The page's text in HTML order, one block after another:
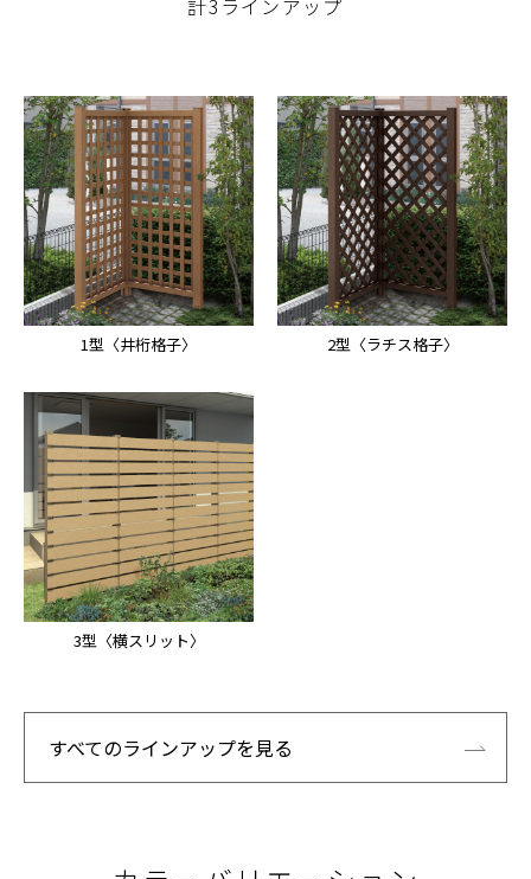
計3ラインアップ
1型〈井桁格子〉 2型〈ラチス格子〉
3型〈横スリット〉
すべてのラインアップを見る